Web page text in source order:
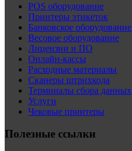
POS оборудование
Принтеры этикеток
Банковское оборудование
Весовое оборудование
Лицензии и ПО
Онлайн-кассы
Расходные материалы
Сканеры штрихкода
Терминалы сбора данных
Услуги
Чековые принтеры
Полезные ссылки